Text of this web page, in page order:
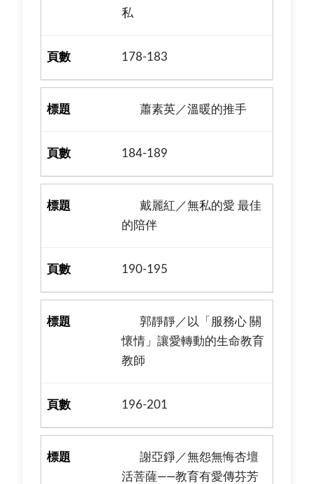
私
178-183
蕭素英／溫暖的推手
184-189
戴麗紅／無私的愛 最佳
的陪伴
190-195
郭靜靜／以「服務心 關
懷情」讓愛轉動的生命教育
教師
196-201
謝亞錚／無怨無悔杏壇
活菩薩——教育有愛傳芬芳